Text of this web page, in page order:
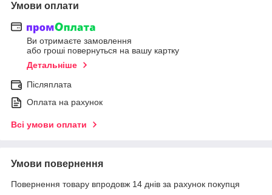
Умови оплати
Ви отримаєте замовлення
або гроші повернуться на вашу картку
Детальніше
Післяплата
Оплата на рахунок
Всі умови оплати
Умови повернення
Повернення товару впродовж 14 днів за рахунок покупця